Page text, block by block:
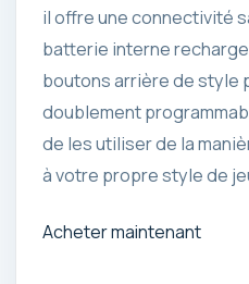
il offre une connectivité
batterie interne
boutons arrière de style
doublement
de les utiliser de la
à votre propre style de
Acheter maintenant